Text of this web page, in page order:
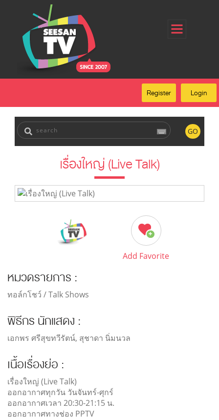
Register
Login
Forgot Password
FAQ
Login
Register
GO
เรื่องใหญ่ (Live Talk)
Add Favorite
หมวดรายการ :
ทอล์กโชว์ / Talk Shows
พิธีกร นักแสดง :
เอกพร ศรีสุขทวีรัตน์, สุชาดา นิ่มนวล
เนื้อเรื่องย่อ :
เรื่องใหญ่ (Live Talk)
ออกอากาศทุกวัน วันจันทร์-ศุกร์
ออกอากาศเวลา 20:30-21:15 น.
ออกอากาศทางช่อง PPTV